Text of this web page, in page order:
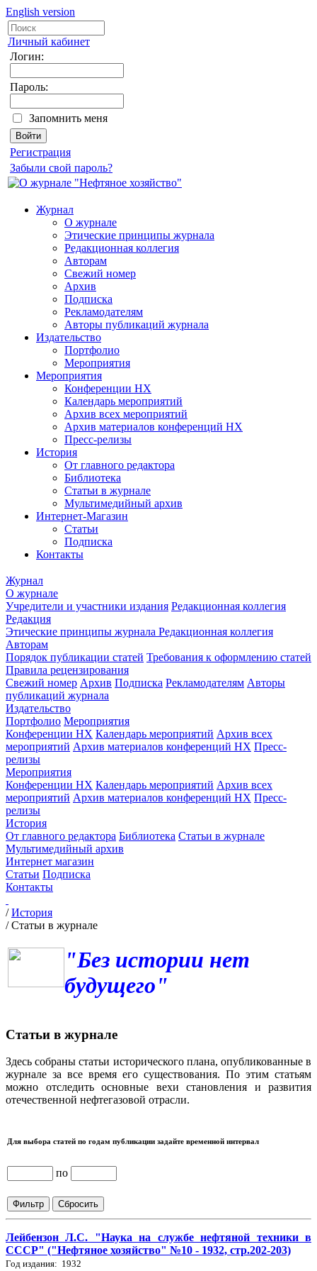
English version
Личный кабинет
Логин:
Пароль:
Запомнить меня
Регистрация
Забыли свой пароль?
Журнал
О журнале
Этические принципы журнала
Редакционная коллегия
Авторам
Свежий номер
Архив
Подписка
Рекламодателям
Авторы публикаций журнала
Издательство
Портфолио
Мероприятия
Мероприятия
Конференции НХ
Календарь мероприятий
Архив всех мероприятий
Архив материалов конференций НХ
Пресс-релизы
История
От главного редактора
Библиотека
Статьи в журнале
Мультимедийный архив
Интернет-Магазин
Статьи
Подписка
Контакты
Журнал
О журнале
Учредители и участники издания Редакционная коллегия
Редакция
Этические принципы журнала Редакционная коллегия
Авторам
Порядок публикации статей Требования к оформлению статей
Правила рецензирования
Свежий номер Архив Подписка Рекламодателям Авторы
публикаций журнала
Издательство
Портфолио Мероприятия
Конференции НХ Календарь мероприятий Архив всех
мероприятий Архив материалов конференций НХ Пресс-
релизы
Мероприятия
Конференции НХ Календарь мероприятий Архив всех
мероприятий Архив материалов конференций НХ Пресс-
релизы
История
От главного редактора Библиотека Статьи в журнале
Мультимедийный архив
Интернет магазин
Статьи Подписка
Контакты
/История
/Статьи в журнале
"Без истории нет
будущего"
Статьи в журнале
Здесь собраны статьи исторического плана, опубликованные в
журнале за все время его существования. По этим статьям
можно отследить основные вехи становления и развития
отечественной нефтегазовой отрасли.
Для выбора статей по годам публикации задайте временной интервал
по
Лейбензон Л.С. "Наука на службе нефтяной техники в
СССР" ("Нефтяное хозяйство" №10 - 1932, стр.202-203)
Год издания: 1932